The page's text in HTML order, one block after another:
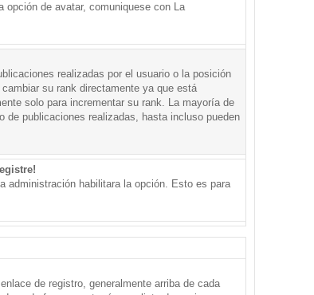
de avatar, comuniquese con La
realizadas por el usuario o la posición
su rank directamente ya que está
solo para incrementar su rank. La mayoría de
de publicaciones realizadas, hasta incluso pueden
administración habilitara la opción. Esto es para
de registro, generalmente arriba de cada